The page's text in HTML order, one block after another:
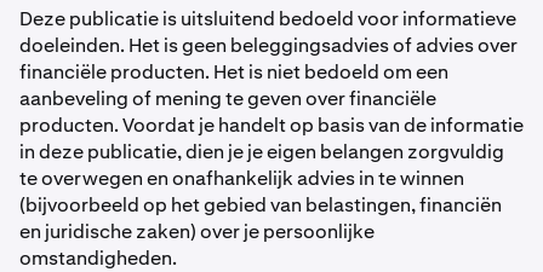
Deze publicatie is uitsluitend bedoeld voor informatieve
doeleinden. Het is geen beleggingsadvies of advies over
financiële producten. Het is niet bedoeld om een
aanbeveling of mening te geven over financiële
producten. Voordat je handelt op basis van de informatie
in deze publicatie, dien je je eigen belangen zorgvuldig
te overwegen en onafhankelijk advies in te winnen
(bijvoorbeeld op het gebied van belastingen, financiën
en juridische zaken) over je persoonlijke
omstandigheden.